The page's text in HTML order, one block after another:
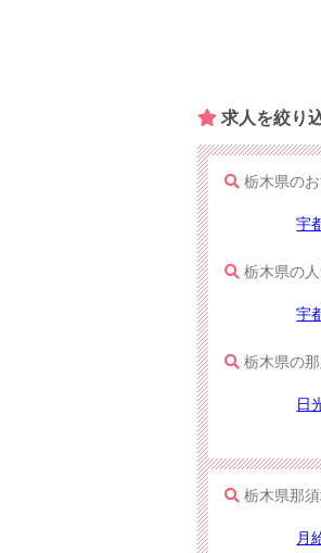
求人を​絞り
栃木県の
宇
栃木県の
宇
栃木県の
日
栃木県那
月